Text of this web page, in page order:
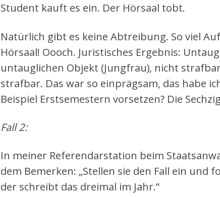
Student kauft es ein. Der Hörsaal tobt.
Natürlich gibt es keine Abtreibung. So viel
Hörsaal! Oooch. Juristisches Ergebnis:
untauglichen Objekt (Jungfrau), nicht
strafbar. Das war so einprägsam, das habe
Beispiel Erstsemestern vorsetzen? Die
Fall 2:
In meiner Referendarstation beim
dem Bemerken: „Stellen sie den Fall ein und
der schreibt das dreimal im Jahr.”